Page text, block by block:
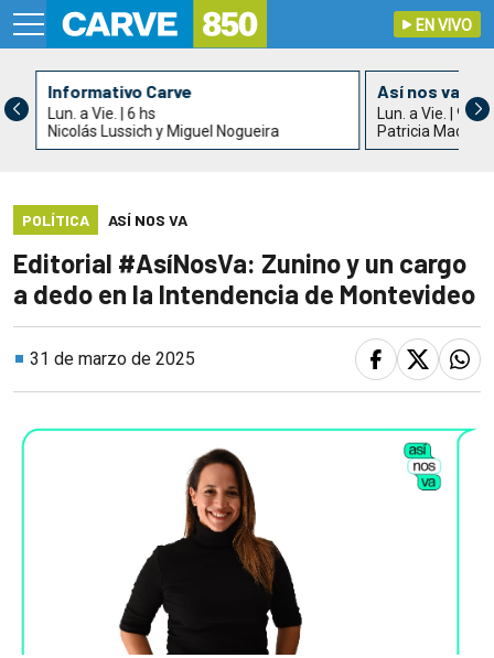
EN VIVO
Informativo Carve
Lun. a Vie. | 6 hs
Nicolás Lussich y Miguel Nogueira
Así nos va
Lun. a Vie. | 9 hs
Patricia Madrid
POLÍTICA ASÍ NOS VA
Editorial #AsíNosVa: Zunino y un cargo
a dedo en la Intendencia de Montevideo
31 de marzo de 2025